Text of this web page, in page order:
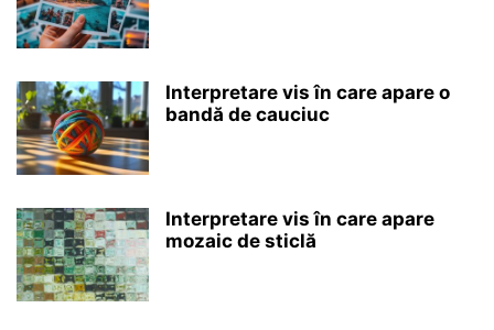
Interpretare vis în care apare o
bandă de cauciuc
Interpretare vis în care apare
mozaic de sticlă